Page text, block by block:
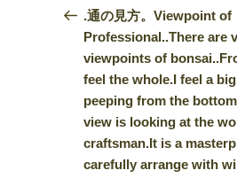
稿
ナ
ビ
ゲ
ー
の
投
稿
.通の見方。Viewpoint of
Professional..There are
viewpoints of
feel the whole.I feel a
peeping from the
view is looking at the
craftsman.It is a
carefully arrange with